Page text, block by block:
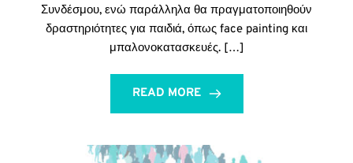
Συνδέσμου, ενώ παράλληλα θα πραγματοποιηθούν
δραστηριότητες για παιδιά, όπως face painting και
μπαλονοκατασκευές. […]
READ MORE